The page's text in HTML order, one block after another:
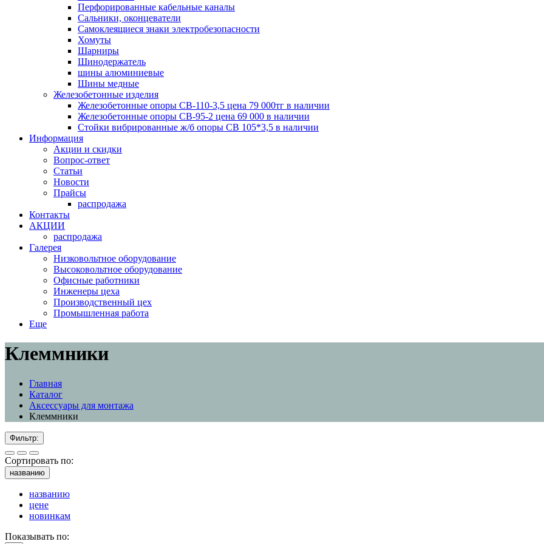
Перфорированные кабельные каналы
Сальники, оконцеватели
Самоклеящиеся знаки электробезопасности
Хомуты
Шарниры
Шинодержатель
шины алюминиевые
Шины медные
Железобетонные изделия
Железобетонные опоры СВ-110-3,5 цена 79 000тг в наличии
Железобетонные опоры СВ-95-2 цена 69 000 в наличии
Стойки вибрированные ж/б опоры CВ 105*3,5 в наличии
Информация
Акции и скидки
Вопрос-ответ
Статьи
Новости
Прайсы
распродажа
Контакты
АКЦИИ
распродажа
Галерея
Низковольтное оборудование
Высоковольтное оборудование
Офисные работники
Инженеры цеха
Производственный цех
Промышленная работа
Еще
Клеммники
Главная
Каталог
Аксессуары для монтажа
Клеммники
Фильтр:
Сортировать по:
названию
названию
цене
новинкам
Показывать по: